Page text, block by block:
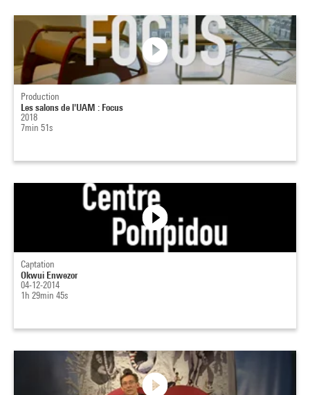
Production
Les salons de l'UAM : Focus
2018
7min 51s
Captation
Okwui Enwezor
04-12-2014
1h 29min 45s